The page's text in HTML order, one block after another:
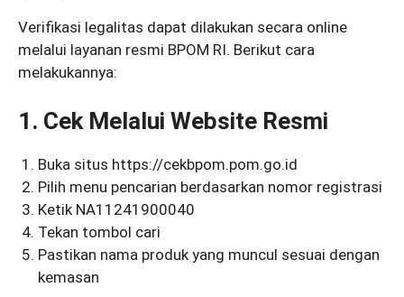
Verifikasi legalitas dapat dilakukan secara online
melalui layanan resmi BPOM RI. Berikut cara
melakukannya:
1. Cek Melalui Website Resmi
Buka situs https://cekbpom.pom.go.id
Pilih menu pencarian berdasarkan nomor registrasi
Ketik NA11241900040
Tekan tombol cari
Pastikan nama produk yang muncul sesuai dengan
kemasan